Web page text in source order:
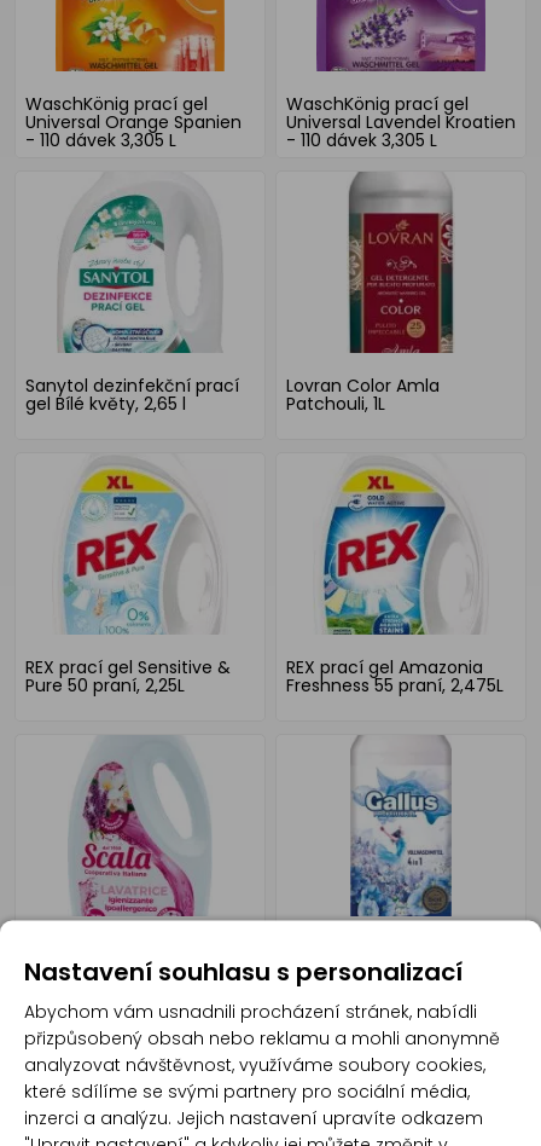
WaschKönig prací gel
Universal Orange Spanien
- 110 dávek 3,305 L
WaschKönig prací gel
Universal Lavendel Kroatien
- 110 dávek 3,305 L
Sanytol dezinfekční prací
gel Bílé květy, 2,65 l
Lovran Color Amla
Patchouli, 1L
REX prací gel Sensitive &
Pure 50 praní, 2,25L
REX prací gel Amazonia
Freshness 55 praní, 2,475L
Pačuli 1,5 l Universal, 1 l
Nastavení souhlasu s personalizací
Abychom vám usnadnili procházení stránek, nabídli
přizpůsobený obsah nebo reklamu a mohli anonymně
analyzovat návštěvnost, využíváme soubory cookies,
které sdílíme se svými partnery pro sociální média,
inzerci a analýzu. Jejich nastavení upravíte odkazem